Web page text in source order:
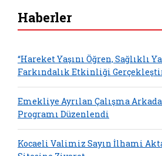
Haberler
“Hareket Yaşını Öğren, Sağlıklı
Farkındalık Etkinliği
Emekliye Ayrılan Çalışma
Programı Düzenlendi
Kocaeli Valimiz Sayın İlhami